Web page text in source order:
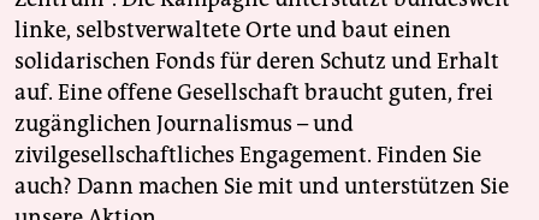
linke, selbstverwaltete Orte und baut einen
solidarischen Fonds für deren Schutz und Erhalt
auf. Eine offene Gesellschaft braucht guten, frei
zugänglichen Journalismus – und
zivilgesellschaftliches Engagement. Finden Sie
auch? Dann machen Sie mit und unterstützen Sie